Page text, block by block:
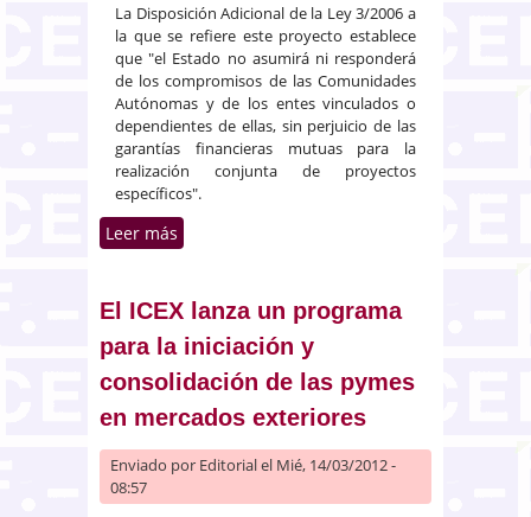
La Disposición Adicional de la Ley 3/2006 a
la que se refiere este proyecto establece
que "el Estado no asumirá ni responderá
de los compromisos de las Comunidades
Autónomas y de los entes vinculados o
dependientes de ellas, sin perjuicio de las
garantías financieras mutuas para la
realización conjunta de proyectos
específicos".
Leer más
el pago a proveedores de
entidades locales
El ICEX lanza un programa
para la iniciación y
consolidación de las pymes
en mercados exteriores
Enviado por Editorialel Mié, 14/03/2012 -
08:57